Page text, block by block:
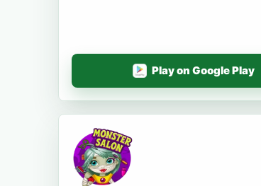
Play on Google Play